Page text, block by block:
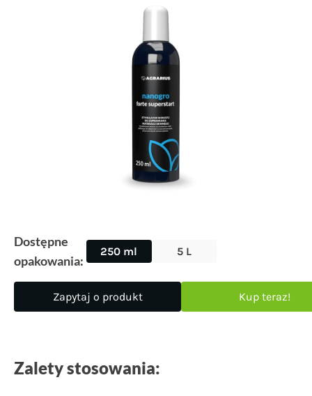
Dostępne
opakowania:
250 ml 5 L
Zapytaj o produkt Kup teraz!
Zalety stosowania: